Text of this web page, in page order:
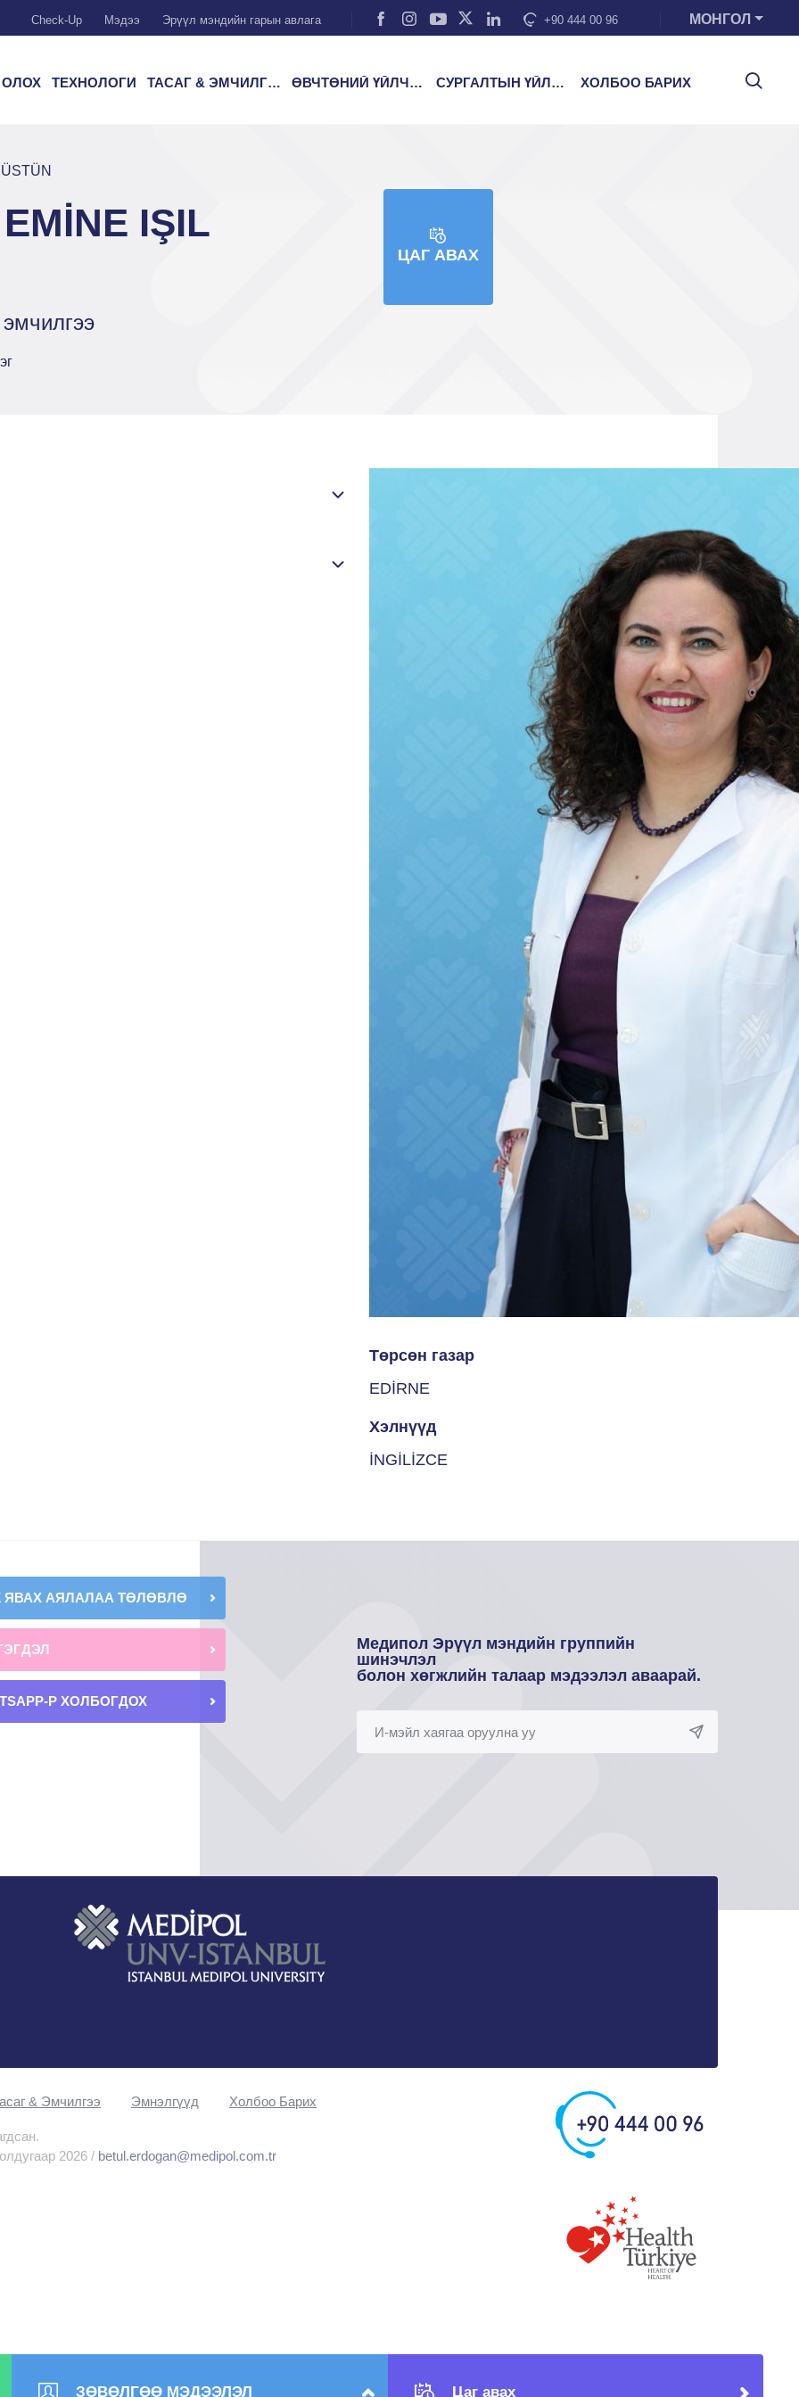
Check-Up Мэдээ Эрүүл мэндийн гарын авлага +90 444 00 96 МОНГОЛ
ТЕХНОЛОГИ ТАСАГ & ЭМЧИЛГЭЭ ӨВЧТӨНИЙ ҮЙЛЧИЛГЭЭ СУРГАЛТЫН ҮЙЛЧИЛГЭЭ ХОЛБОО БАРИХ
IŞIL
ЦАГ АВАХ
Төрсөн газар
EDİRNE
Хэлнүүд
İNGİLİZCE
ЯВАХ АЯЛАЛАА ТӨЛӨВЛӨ
Р ХОЛБОГДОХ
Медипол Эрүүл мэндийн группийн
шинэчлэл
болон хөгжлийн талаар мэдээлэл аваарай.
& Эмчилгээ Эмнэлгүүд Холбоо Барих
2026 / betul.erdogan@medipol.com.tr
ЗӨВӨЛГӨӨ МЭДЭЭЛЭЛ Цаг авах